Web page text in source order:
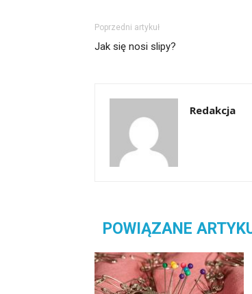
Poprzedni artykuł
Jak się nosi slipy?
Redakcja
POWIĄZANE